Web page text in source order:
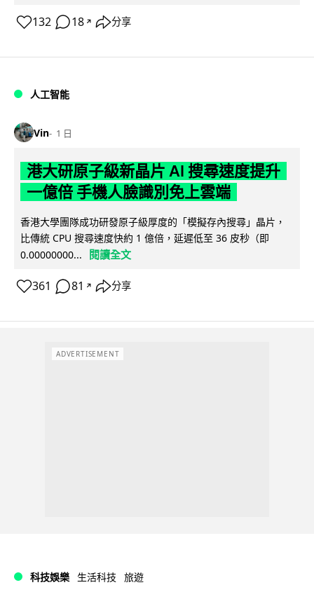
132 18 ↗ 分享
人工智能
Vin 1 日
港大研原子級新晶片 AI 搜尋速度提升
一億倍 手機人臉識別免上雲端
香港大學團隊成功研發原子級厚度的「模擬存內搜尋」晶片，
比傳統 CPU 搜尋速度快約 1 億倍，延遲低至 36 皮秒（即
0.00000000...
閱讀全文
361 81 ↗ 分享
ADVERTISEMENT
科技娛樂 生活科技 旅遊